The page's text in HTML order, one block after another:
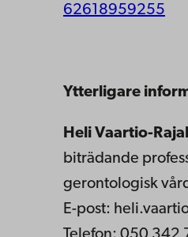
62618959255
Ytterligare
Heli Vaartio-
biträdande
gerontologisk
E-post: